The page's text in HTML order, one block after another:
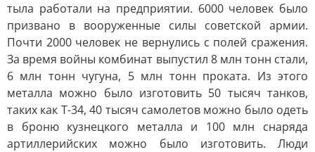
тыла работали на предприятии. 6000 человек было
призвано в вооруженные силы советской армии.
Почти 2000 человек не вернулись с полей сражения.
За время войны комбинат выпустил 8 млн тонн стали,
6 млн тонн чугуна, 5 млн тонн проката. Из этого
металла можно было изготовить 50 тысяч танков,
таких как Т-34, 40 тысяч самолетов можно было одеть
в броню кузнецкого металла и 100 млн снаряда
артиллерийских можно было изготовить. Люди